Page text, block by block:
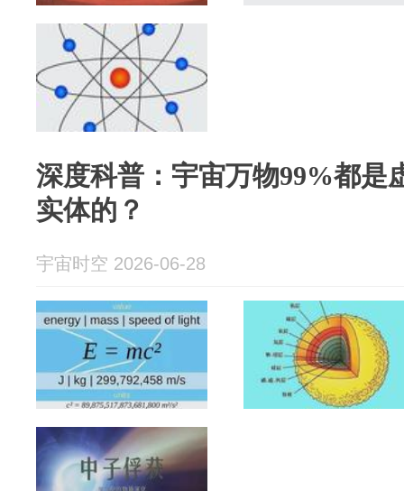
深度科普：宇宙万物99%都是
实体的？
宇宙时空 2026-06-28